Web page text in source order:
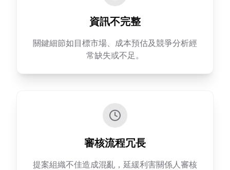
資訊不完整
關鍵細節如目標市場、成本預估及競爭分析經
常缺失或不足。
審核流程冗長
提案組織不佳造成混亂，延緩利害關係人審核